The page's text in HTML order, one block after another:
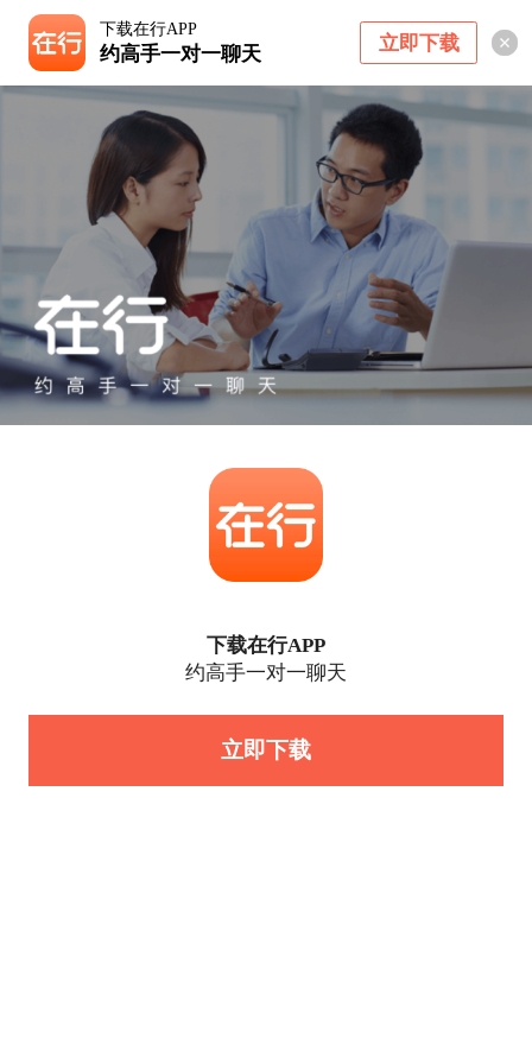
下载在行APP
约高手一对一聊天 立即下载
下载在行APP
约高手一对一聊天
立即下载